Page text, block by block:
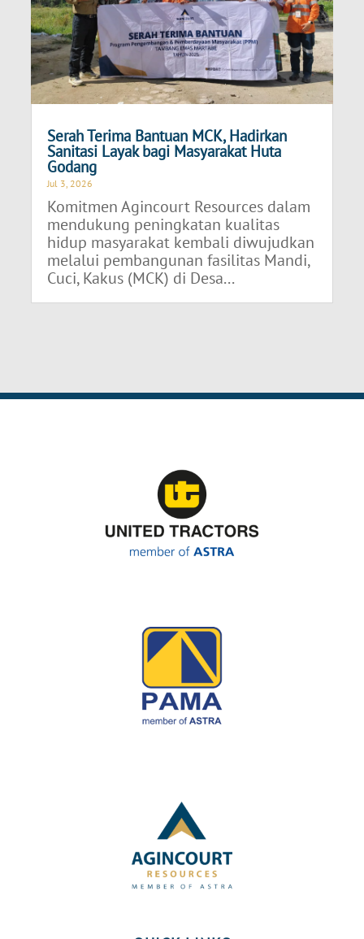
Serah Terima Bantuan MCK, Hadirkan
Sanitasi Layak bagi Masyarakat Huta
Godang
Jul 3, 2026
Komitmen Agincourt Resources dalam
mendukung peningkatan kualitas
hidup masyarakat kembali diwujudkan
melalui pembangunan fasilitas Mandi,
Cuci, Kakus (MCK) di Desa...